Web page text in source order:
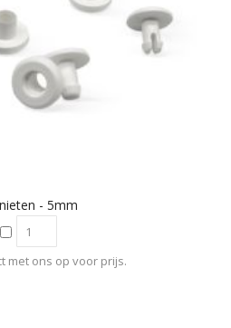
- 5mm
met ons op voor prijs.